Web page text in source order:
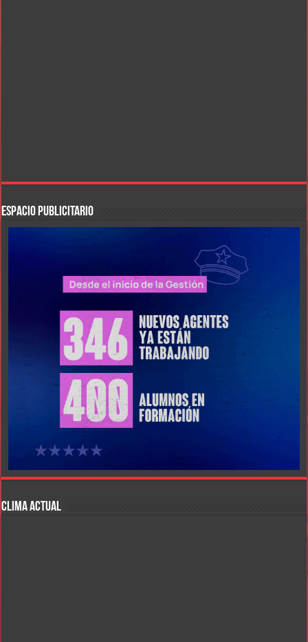
ESPACIO PUBLICITARIO
CLIMA ACTUAL